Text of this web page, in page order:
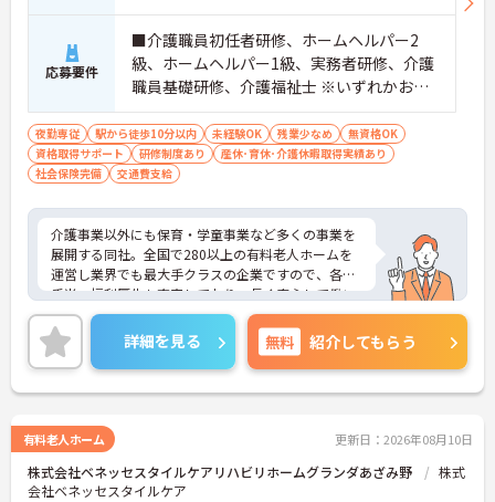
応募要件
■介護職員初任者研修、ホームヘルパー2
級、ホームヘルパー1級、実務者研修、介護
職員基礎研修、介護福祉士 ※いずれかお持
ちの方 ※資格をお持ちでない方も相談可
夜勤専従 駅から徒歩10分以内 未経験OK 残業少なめ
無資格OK
資格取得サポート
研修制度あり
産休･育休･介護休暇取得実績あり
社会保険完備
交通費支給
介護事業以外にも保育・学童事業など多くの事業を
展開する同社。全国で280以上の有料老人ホームを
運営し業界でも最大手クラスの企業ですので、各種
手当、福利厚生も充実しており、長く安心して働い
ていただける環境です。ご興味ある方には、面接対
策ポイントなど、さらに詳細をお話しいたしますの
でお気軽にご相談ください。
詳細を見る 無料 紹介してもらう
有料老人ホーム 更新日：2026年08月10日
株式会社ベネッセスタイルケアリハビリホームグランダあざみ野
株式
会社ベネッセスタイルケア